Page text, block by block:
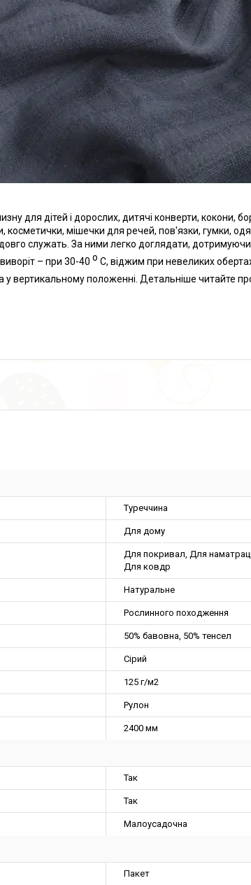
для дітей і дорослих, дитячі конверти, кокони,
мішечки для речей, пов'язки, гумки, одяг
служать. За ними легко доглядати,
– при 30-40 о С, віджим при невеликих
у вертикальному положенні. Детальніше читайте
Туреччина
Для дому
Для покривал, Для
Для ковдр
Натуральне
Рослинного походження
50% бавовна, 50% тенсел
Сірий
125 г/м2
Рулон
2400 мм
Так
Так
Малоусадочна
Пакет